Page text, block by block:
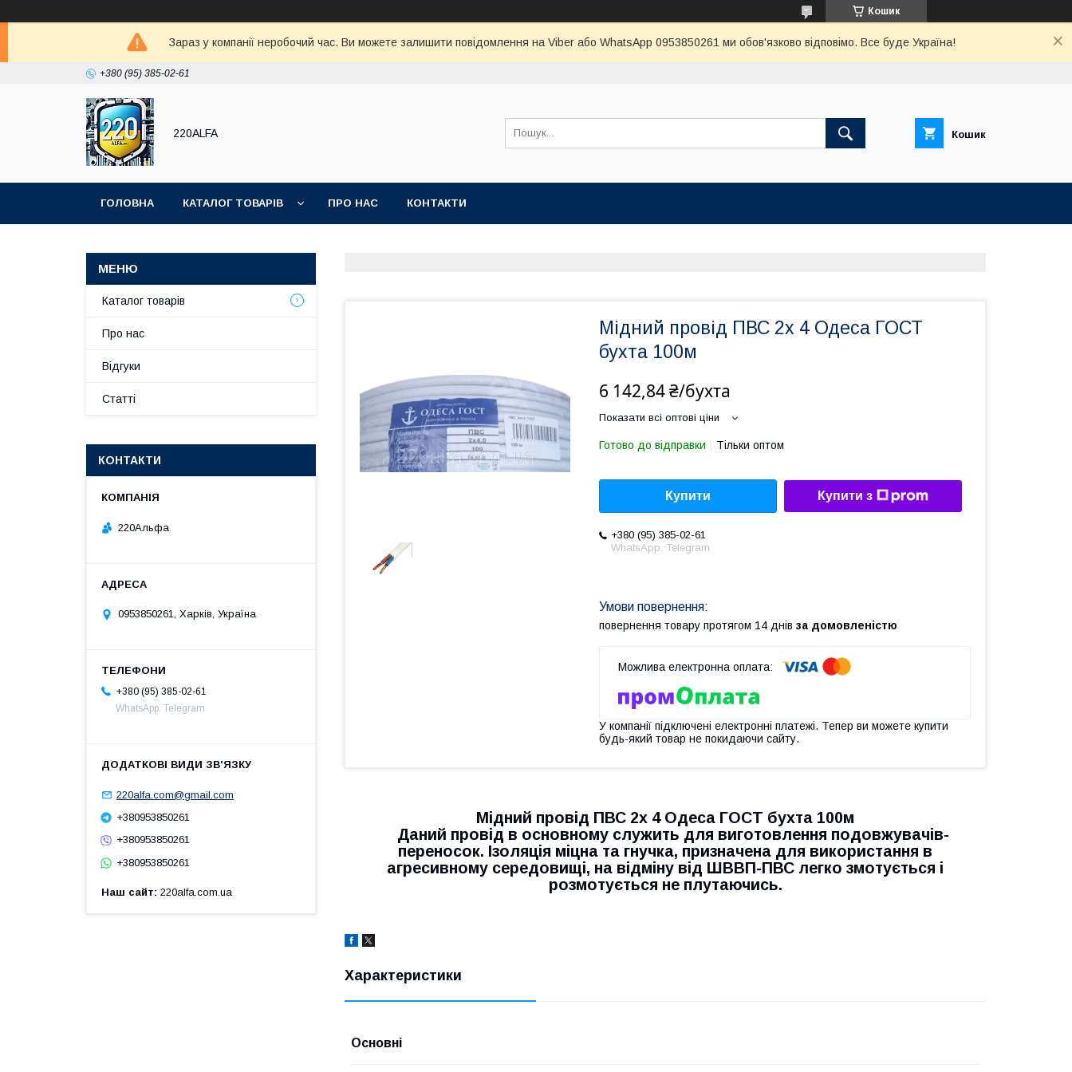
Кошик
Зараз у компанії неробочий час. Ви можете залишити повідомлення на Viber або WhatsApp 0953850261 ми обов'язково відповімо. Все буде Україна!
+380 (95) 385-02-61
220ALFA Кошик
ГОЛОВНА КАТАЛОГ ТОВАРІВ ПРО НАС КОНТАКТИ
Мідний провід ПВС 2х 4 Одеса ГОСТ
бухта 100м
6 142,84 ₴/бухта
Показати всі оптові ціни
Готово до відправки Тільки оптом
Купити Купити з
+380 (95) 385-02-61
WhatsApp. Telegram
повернення товару протягом 14 днів за домовленістю
У компанії підключені електронні платежі. Тепер ви можете купити
будь-який товар не покидаючи сайту.
Мідний провід ПВС 2х 4 Одеса ГОСТ бухта 100м
Даний провід в основному служить для виготовлення подовжувачів-
переносок. Ізоляція міцна та гнучка, призначена для використання в
агресивному середовищі, на відміну від ШВВП-ПВС легко змотується і
розмотується не плутаючись.
Характеристики
Основні
Каталог товарів
Про нас
Відгуки
Статті
КОНТАКТИ
220Альфа
0953850261, Харків, Україна
+380 (95) 385-02-61
WhatsApp. Telegram
220alfa.com@gmail.com
+380953850261
+380953850261
+380953850261
Наш сайт 220alfa.com.ua